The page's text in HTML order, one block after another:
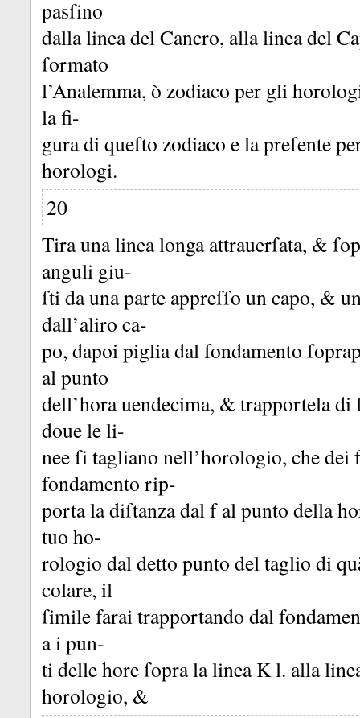
pasſino
dalla linea del Cancro, alla linea del
ſormato
l’Analemma, ò zodiaco per gli
la fi-
gura di queſto zodiaco e la preſente
horologi.
20
Tira una linea longa attrauerſata, &
anguli giu-
ſti da una parte appreſſo un capo, &
dall’aliro ca-
po, dapoi piglia dal fondamento
al punto
dell’hora uendecima, & trapportela di
doue le li-
nee ſi tagliano nell’horologio, che dei
fondamento rip-
porta la diſtanza dal f al punto della
tuo ho-
rologio dal detto punto del taglio di
colare, il
ſimile farai trapportando dal
a i pun-
ti delle hore ſopra la linea K l. alla
horologio, &